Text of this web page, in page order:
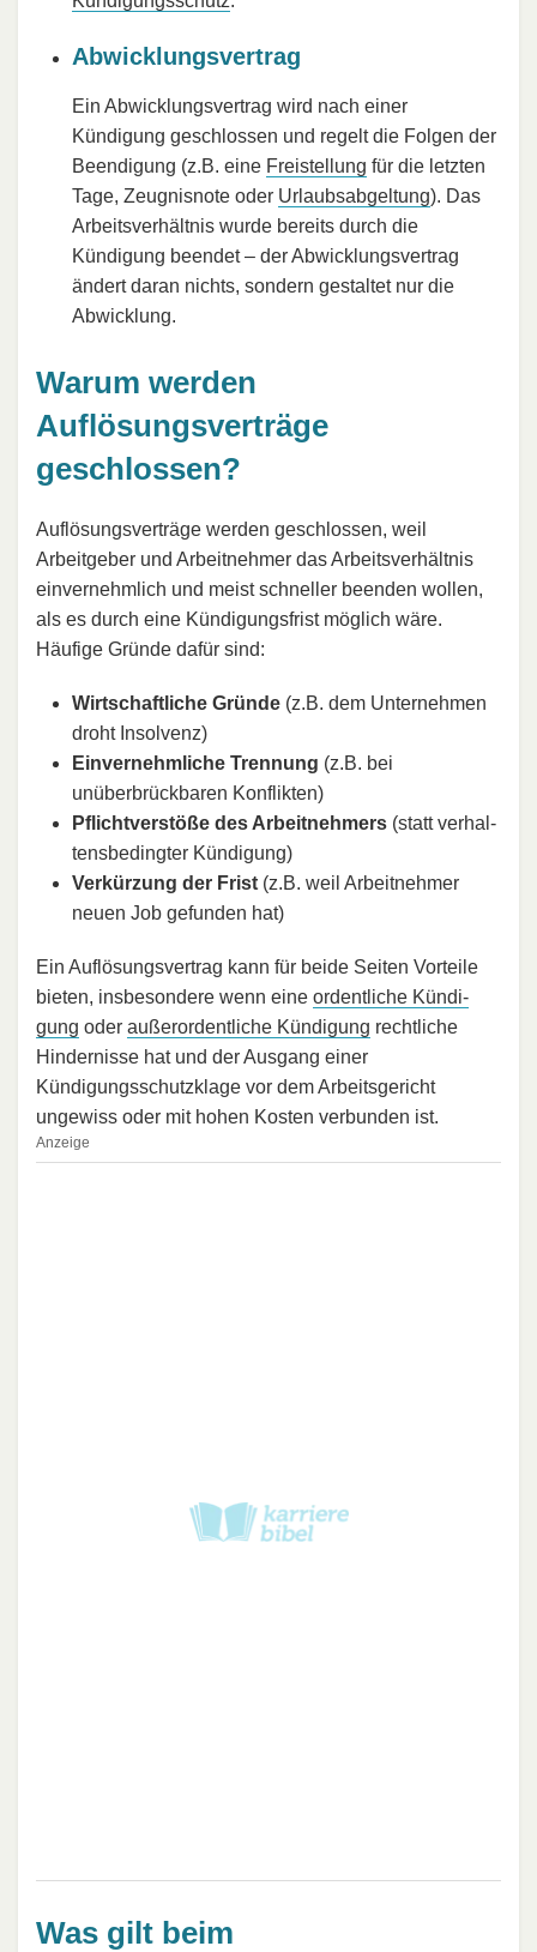
Abwicklungsvertrag
Ein Abwicklungsvertrag wird nach einer
Kündigung geschlossen und regelt die Folgen der
Beendigung (z.B. eine Frei­stel­lung für die letz­ten
Ta­ge, Zeugnisnote oder Urlaubsabgeltung). Das
Arbeitsverhältnis wurde bereits durch die
Kündigung beendet – der Abwicklungsvertrag
ändert daran nichts, sondern gestaltet nur die
Abwicklung.
Warum werden
Auflösungsverträge
geschlossen?
Auflösungsverträge werden geschlossen, weil
Arbeitgeber und Arbeitnehmer das Arbeitsverhältnis
einvernehmlich und meist schneller beenden wollen,
als es durch eine Kündigungsfrist möglich wäre.
Häufige Gründe dafür sind:
Wirtschaftliche Gründe (z.B. dem Unternehmen
droht Insolvenz)
Einvernehmliche Trennung (z.B. bei
unüberbrückbaren Konflikten)
Pflicht­verstöße des Arbeitnehmers (statt ver­hal­
tens­be­ding­ter Kündi­gung)
Verkürzung der Frist (z.B. weil Arbeitnehmer
neuen Job gefunden hat)
Ein Auflösungsvertrag kann für beide Seiten Vorteile
bieten, insbesondere wenn eine or­dent­li­che Kündi­
gung oder außer­or­dent­li­che Kündi­gung rechtliche
Hindernisse hat und der Ausgang einer
Kündigungsschutzklage vor dem Ar­beits­ge­richt
ungewiss oder mit hohen Kosten verbunden ist.
Anzeige
Was gilt beim